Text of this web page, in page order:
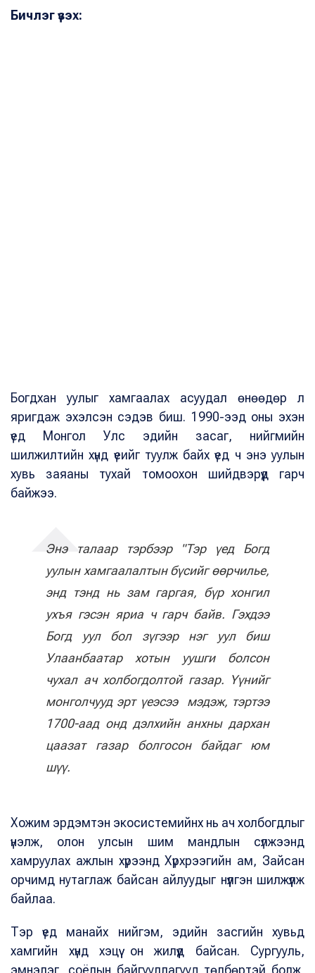
Бичлэг үзэх:
Богдхан уулыг хамгаалах асуудал өнөөдөр л
яригдаж эхэлсэн сэдэв биш. 1990-ээд оны эхэн
үед Монгол Улс эдийн засаг, нийгмийн
шилжилтийн хүнд үеийг туулж байх үед ч энэ уулын
хувь заяаны тухай томоохон шийдвэрүүд гарч
байжээ.
Энэ талаар тэрбээр "Тэр үед Богд
уулын хамгаалалтын бүсийг өөрчилье,
энд тэнд нь зам гаргая, бүр хонгил
ухъя гэсэн яриа ч гарч байв. Гэхдээ
Богд уул бол зүгээр нэг уул биш
Улаанбаатар хотын уушги болсон
чухал ач холбогдолтой газар. Үүнийг
монголчууд эрт үеэсээ мэдэж, тэртээ
1700-аад онд дэлхийн анхны дархан
цаазат газар болгосон байдаг юм
шүү.
Хожим эрдэмтэн экосистемийнх нь ач холбогдлыг
үнэлж, олон улсын шим мандлын сүлжээнд
хамруулах ажлын хүрээнд Хүрхрээгийн ам, Зайсан
орчимд нутаглаж байсан айлуудыг нүүлгэн шилжүүлж
байлаа.
Тэр үед манайх нийгэм, эдийн засгийн хувьд
хамгийн хүнд хэцүү он жилүүд байсан. Сургууль,
эмнэлэг, соёлын байгууллагууд төлбөртэй болж,